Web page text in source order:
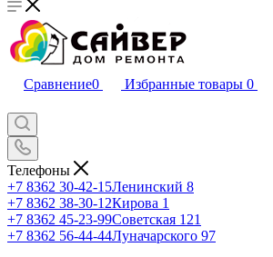
Сравнение0 Избранные товары 0
Телефоны
+7 8362 30-42-15Ленинский 8
+7 8362 38-30-12Кирова 1
+7 8362 45-23-99Советская 121
+7 8362 56-44-44Луначарского 97